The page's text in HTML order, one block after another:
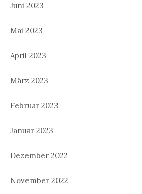
Juni 2023
Mai 2023
April 2023
März 2023
Februar 2023
Januar 2023
Dezember 2022
November 2022